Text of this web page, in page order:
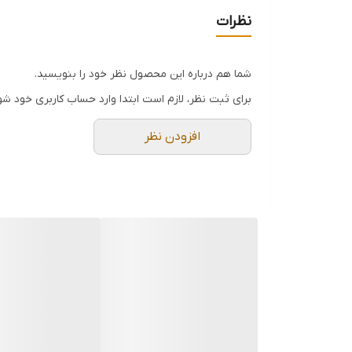
مناسب برای باشگاه موقع خواب و لحظات خاص
مخصوص بانوان و اقایون
نظرات
شما هم درباره این محصول نظر خود را بنویسید.
برای ثبت نظر، لازم است ابتدا وارد حساب کاربری خود
افزودن نظر